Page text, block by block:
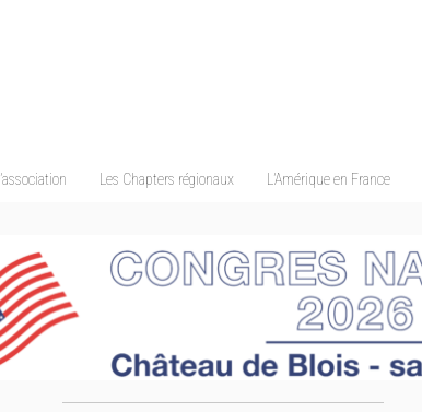
L’association Les Chapters régionaux L’Amérique en France